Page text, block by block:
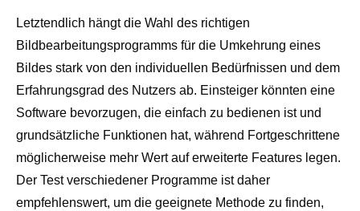
Letztendlich hängt die Wahl des richtigen
Bildbearbeitungsprogramms für die Umkehrung eines
Bildes stark von den individuellen Bedürfnissen und dem
Erfahrungsgrad des Nutzers ab. Einsteiger könnten eine
Software bevorzugen, die einfach zu bedienen ist und
grundsätzliche Funktionen hat, während Fortgeschrittene
möglicherweise mehr Wert auf erweiterte Features legen.
Der Test verschiedener Programme ist daher
empfehlenswert, um die geeignete Methode zu finden,